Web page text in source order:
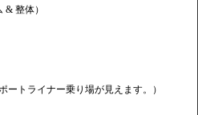
& 整体）
トライナー乗り場が見えます。）